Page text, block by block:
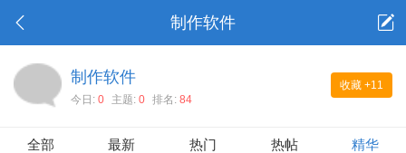
制作软件
收藏 +11
制作软件
今日:0 主题:0 排名:84
全部 最新 热门 热帖 精华